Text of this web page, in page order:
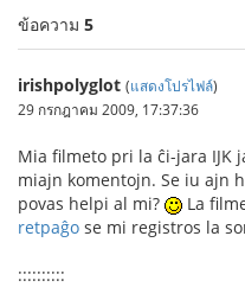
ข้อความ 5
irishpolyglot (แสดงโปรไฟล์)
29 กรกฎาคม 2009, 17:37:36
Mia filmeto pri la ĉi-jara IJK
miajn komentojn. Se iu ajn
povas helpi al mi?
La
retpaĝo se mi registros la
::::::::::